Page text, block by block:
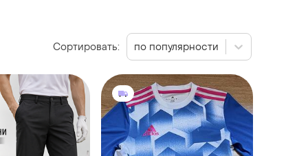
Сортировать: по популярности